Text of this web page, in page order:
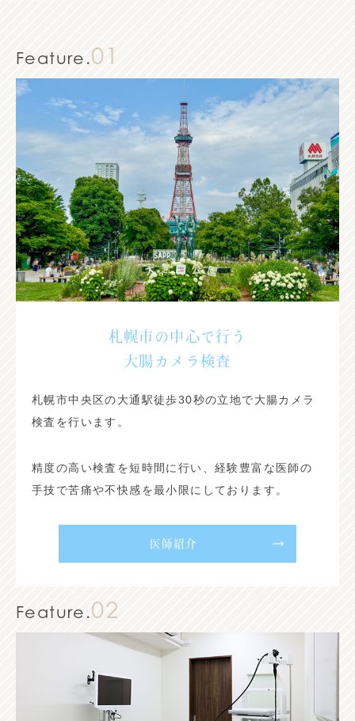
Feature.01
札幌市の中心で行う
大腸カメラ検査
札幌市中央区の大通駅徒歩30秒の立地で大腸カメラ
検査を行います。
精度の高い検査を短時間に行い、経験豊富な医師の
手技で苦痛や不快感を最小限にしております。
医師紹介
Feature.02